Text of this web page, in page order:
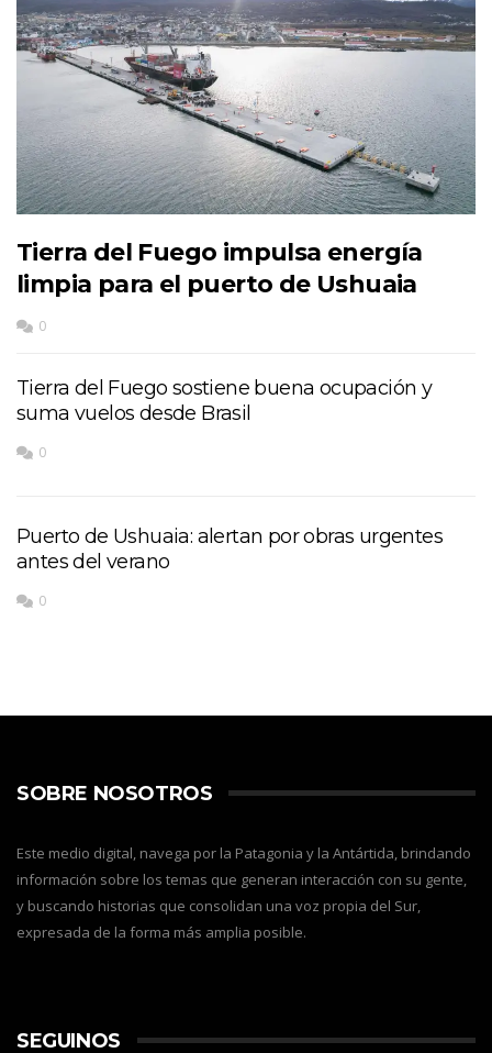
Tierra del Fuego impulsa energía
limpia para el puerto de Ushuaia
0
Tierra del Fuego sostiene buena ocupación y
suma vuelos desde Brasil
0
Puerto de Ushuaia: alertan por obras urgentes
antes del verano
0
SOBRE NOSOTROS
Este medio digital, navega por la Patagonia y la Antártida, brindando
información sobre los temas que generan interacción con su gente,
y buscando historias que consolidan una voz propia del Sur,
expresada de la forma más amplia posible.
SEGUINOS